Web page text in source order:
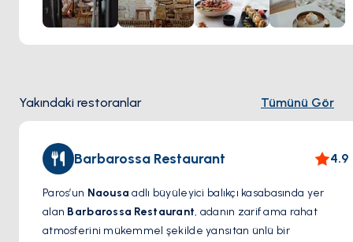
Yakındaki restoranlar Tümünü Gör
Barbarossa Restaurant 4.9
Paros’un Naousa adlı büyüleyici balıkçı kasabasında yer
alan Barbarossa Restaurant, adanın zarif ama rahat
atmosferini mükemmel şekilde yansıtan ünlü bir